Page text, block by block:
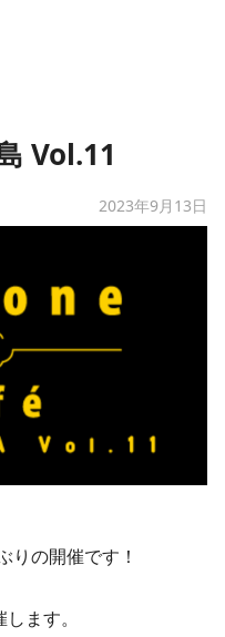
Vol.11
2023年9月13日
の開催です！
ます。